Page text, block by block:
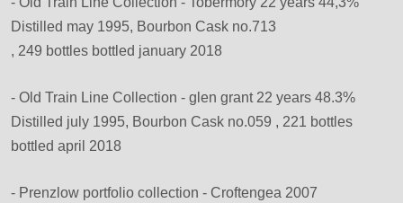
Distilled may 1995, Bourbon Cask no.713
, 249 bottles bottled january 2018
- Old Train Line Collection - glen grant 22 years 48.3%
Distilled july 1995, Bourbon Cask no.059 , 221 bottles
bottled april 2018
- Prenzlow portfolio collection - Croftengea 2007